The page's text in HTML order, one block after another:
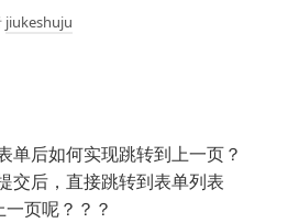
jiukeshuju
单后如何实现跳转到上一页？
交后，直接跳转到表单列表
页呢？？？